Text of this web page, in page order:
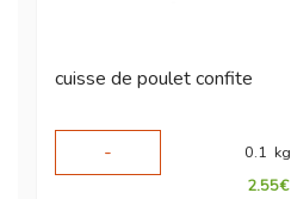
cuisse de poulet confite
-
0.1 kg
2.55€